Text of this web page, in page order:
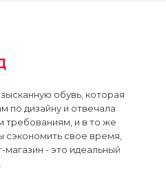
обувь, которая
по дизайну и отвечала
требованиям, и в то же
сэкономить свое время,
магазин - это идеальный